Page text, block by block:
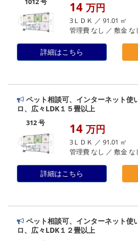
14 万円
3ＬＤＫ ／ 91.01 ㎡
管理費 なし ／ 敷金 な
詳細はこちら
ペット相談可、インターネット使
ロ、広々LDK１５畳以上
312 号 14 万円
3ＬＤＫ ／ 91.01 ㎡
管理費 なし ／ 敷金 な
詳細はこちら
ペット相談可、インターネット使
ロ、広々LDK１２畳以上